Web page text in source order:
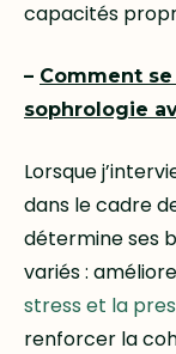
capacités
– Comment
sophrologie
Lorsque
dans le cadre
détermine ses
variés :
stress et la
renforcer la